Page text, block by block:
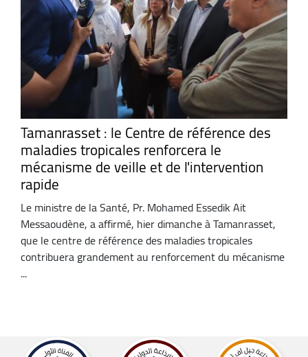
Tamanrasset : le Centre de référence des
maladies tropicales renforcera le
mécanisme de veille et de l'intervention
rapide
Le ministre de la Santé, Pr. Mohamed Essedik Ait
Messaoudène, a affirmé, hier dimanche à Tamanrasset,
que le centre de référence des maladies tropicales
contribuera grandement au renforcement du mécanisme
...